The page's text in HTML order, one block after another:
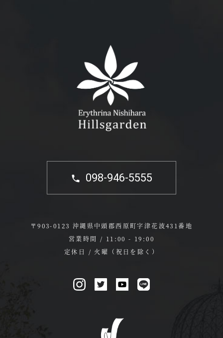
098-946-5555
〒903-0123 沖縄県中頭郡西原町字津花波431番地
営業時間 / 11:00 - 19:00
定休日 / 火曜（祝日を除く）